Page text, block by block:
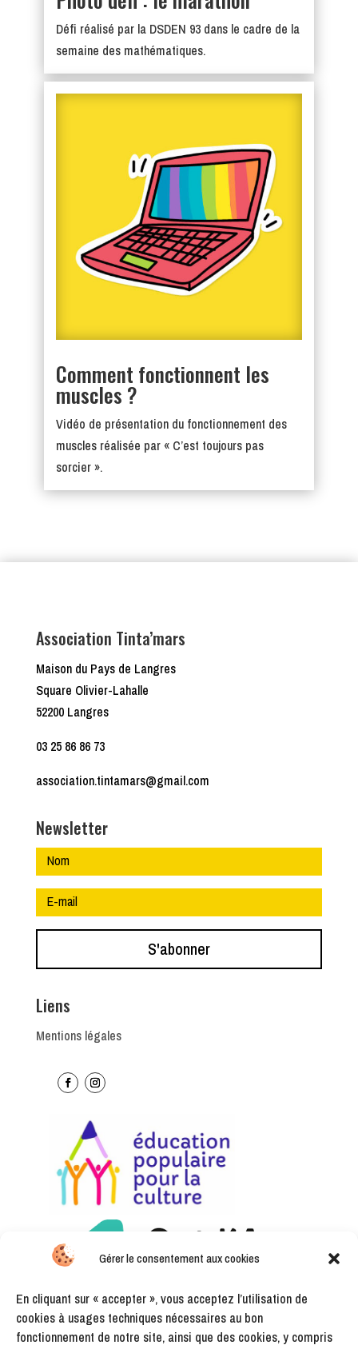
Gérer le consentement aux cookies
En cliquant sur « accepter », vous acceptez l’utilisation de
cookies à usages techniques nécessaires au bon
fonctionnement de notre site, ainsi que des cookies, y compris
Défi réalisé par la DSDEN 93 dans le cadre de la
semaine des mathématiques.
Comment fonctionnent les
muscles ?
Vidéo de présentation du fonctionnement des
muscles réalisée par « C’est toujours pas
sorcier ».
Association Tinta’mars
Maison du Pays de Langres
Square Olivier-Lahalle
52200 Langres
03 25 86 86 73
association.tintamars@gmail.com
Newsletter
S'abonner
Liens
Mentions légales